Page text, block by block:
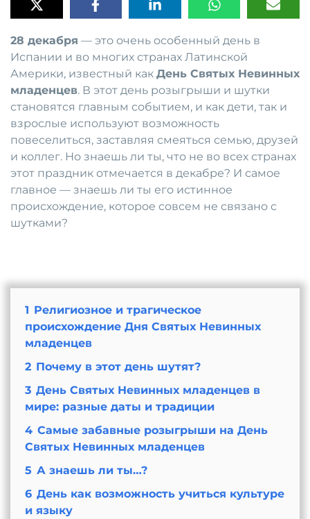
28 декабря — это очень особенный день в
Испании и во многих странах Латинской
Америки, известный как День Святых Невинных
младенцев. В этот день розыгрыши и шутки
становятся главным событием, и как дети, так и
взрослые используют возможность
повеселиться, заставляя смеяться семью, друзей
и коллег. Но знаешь ли ты, что не во всех странах
этот праздник отмечается в декабре? И самое
главное — знаешь ли ты его истинное
происхождение, которое совсем не связано с
шутками?
1 Религиозное и трагическое
происхождение Дня Святых Невинных
младенцев
2 Почему в этот день шутят?
3 День Святых Невинных младенцев в
мире: разные даты и традиции
4 Самые забавные розыгрыши на День
Святых Невинных младенцев
5 А знаешь ли ты…?
6 День как возможность учиться культуре
и языку